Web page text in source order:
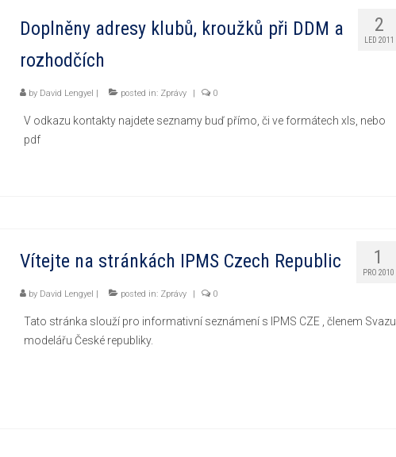
2
LED 2011
Doplněny adresy klubů, kroužků při DDM a
rozhodčích
by David Lengyel posted in: Zprávy 0
V odkazu kontakty najdete seznamy buď přímo, či ve formátech xls, nebo
pdf
1
PRO 2010
Vítejte na stránkách IPMS Czech Republic
by David Lengyel posted in: Zprávy 0
Tato stránka slouží pro informativní seznámení s IPMS CZE , členem Svazu
modelářu České republiky.